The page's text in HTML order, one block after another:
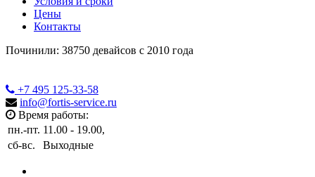
Цены
Контакты
Починили: 38750 девайсов с 2010 года
+7 495 125-33-58
info@fortis-service.ru
Время работы:
пн.-пт. 11.00 - 19.00,
сб-вс.
Выходные